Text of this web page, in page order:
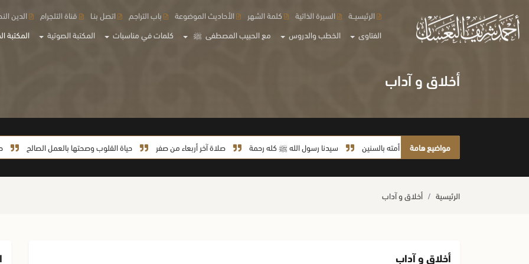
الفتاوى الخطب والدروس مع الحبيب المصطفى ﷺ كلمات في مناسبات المكتبة الصوتية المكتبة
الرئيسيــة السيرة الذاتية كلمة الشهر الأحاديث الموضوعة باب التراجم اتصل بنـا قناة التلجرام الدين
أخلاق و آداب
مواضيع هامة
لا يأخذ أمته بالسنين سيدنا رسول الله ﷺ كله رحمة صلاة آخر أربعاء من صفر حياة القلوب وصحتها بالعمل الصالح حياة
الرئيسية أخلاق و آداب
أخلاق و آداب